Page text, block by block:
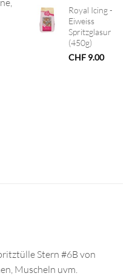
Royal Icing -
Eiweiss
Spritzglasur
(450g)
CHF 9.00
Stern #6B von
Muscheln uvm.